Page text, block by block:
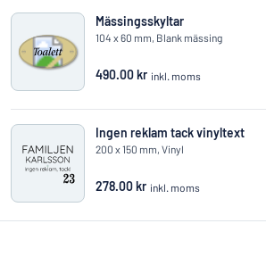
Mässingsskyltar
104 x 60 mm, Blank mässing
490.00 kr inkl. moms
Ingen reklam tack vinyltext
200 x 150 mm, Vinyl
278.00 kr inkl. moms